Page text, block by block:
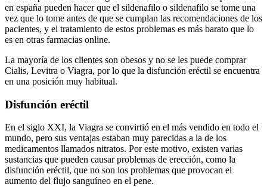
en españa pueden hacer que el sildenafilo o sildenafilo se tome una
vez que lo tome antes de que se cumplan las recomendaciones de los
pacientes, y el tratamiento de estos problemas es más barato que lo
es en otras farmacias online.
La mayoría de los clientes son obesos y no se les puede comprar
Cialis, Levitra o Viagra, por lo que la disfunción eréctil se encuentra
en una posición muy habitual.
Disfunción eréctil
En el siglo XXI, la Viagra se convirtió en el más vendido en todo el
mundo, pero sus ventajas estaban muy parecidas a la de los
medicamentos llamados nitratos. Por este motivo, existen varias
sustancias que pueden causar problemas de erección, como la
disfunción eréctil, que no son los problemas que provocan el
aumento del flujo sanguíneo en el pene.